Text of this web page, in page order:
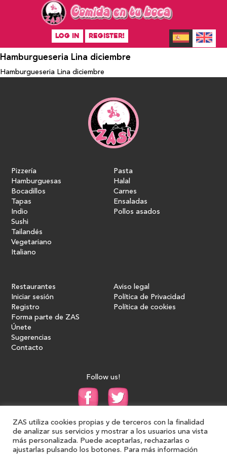
LOG IN REGISTER!
Hamburgueseria Lina diciembre
Hamburgueseria Lina diciembre
Pizzería
Hamburguesas
Bocadillos
Tapas
Indio
Sushi
Tailandés
Vegetariano
Italiano
Pasta
Halal
Carnes
Ensaladas
Pollos asados
Restaurantes
Iniciar sesión
Registro
Forma parte de ZAS
Únete
Sugerencias
Contacto
Aviso legal
Política de Privacidad
Política de cookies
Follow us!
ZAS utiliza cookies propias y de terceros con la finalidad
de analizar sus servicios y mostrar a los usuarios una vista
más personalizada. Puede aceptarlas, rechazarlas o
ajustarlas pulsando los botones. Para más información